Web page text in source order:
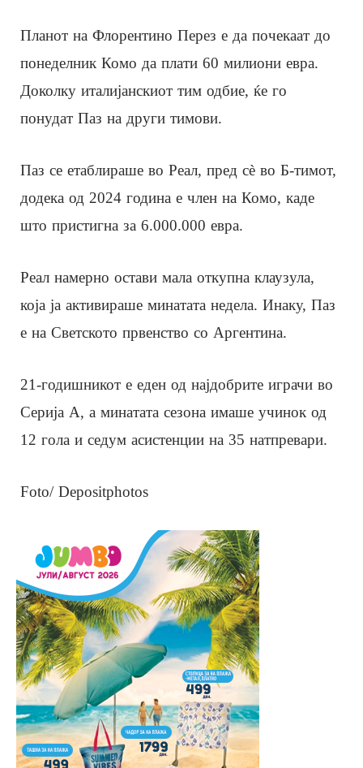
Планот на Флорентино Перез е да почекаат до
понеделник Комо да плати 60 милиони евра.
Доколку италијанскиот тим одбие, ќе го
понудат Паз на други тимови.
Паз се етаблираше во Реал, пред сè во Б-тимот,
додека од 2024 година е член на Комо, каде
што пристигна за 6.000.000 евра.
Реал намерно остави мала откупна клаузула,
која ја активираше минатата недела. Инаку, Паз
е на Светското првенство со Аргентина.
21-годишникот е еден од најдобрите играчи во
Серија А, а минатата сезона имаше учинок од
12 гола и седум асистенции на 35 натпревари.
Foto/ Depositphotos